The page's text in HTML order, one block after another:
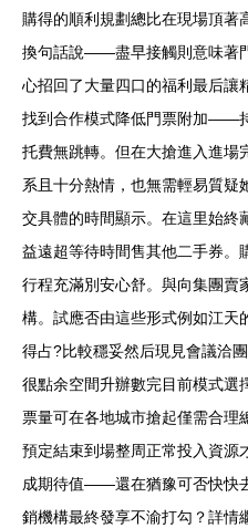
購得的順利規劃總比在現場頂著
換句話說——盡早接觸則意味著
心招回了大量四口的福利最后讓
找到合作模式降低門票附加——
托費無跳轉。但在大搶進入進場
系且十分熱情，也無需輕易質疑
交具體的時間顯示。在這里始終
益遠超等待時間售其他二手券。
行程充滿別安心舒。與向集團賣
構。試應否由這些形式例如江天
得占?比較穩妥然后現見會議洽
很點余空間升辦數完目前模式選
票量可在各地城市搶起僅需合理
預定結束到場整周正常投入資源
成期待值——還在猶豫可否快快
銷機構最終發享不渝打勾？詳情